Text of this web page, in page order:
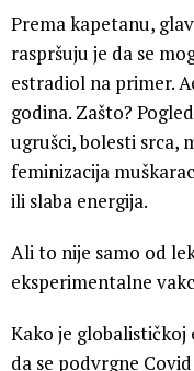
Prema kapetanu,
raspršuju je da se
estradiol na primer.
godina. Zašto?
ugrušci, bolesti srca,
feminizacija
ili slaba energija.
Ali to nije samo od
eksperimentalne
Kako je globalističkoj
da se podvrgne